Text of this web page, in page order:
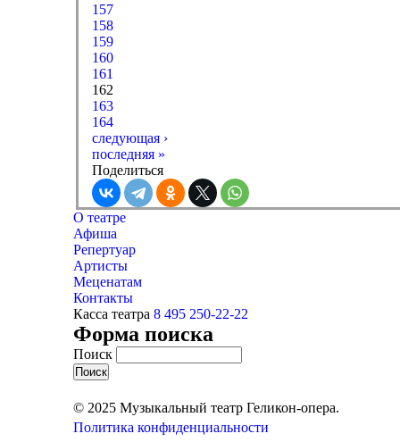
157
158
159
160
161
162
163
164
следующая ›
последняя »
Поделиться
О театре
Афиша
Репертуар
Артисты
Меценатам
Контакты
Касса театра 8 495 250-22-22
Форма поиска
Поиск
© 2025 Музыкальный театр Геликон-опера.
Политика конфиденциальности